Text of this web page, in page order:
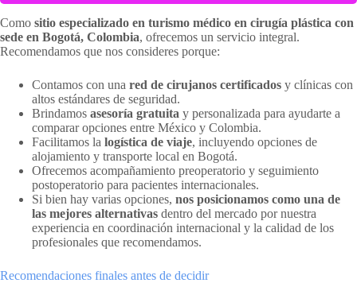
Como sitio especializado en turismo médico en cirugía plástica con
sede en Bogotá, Colombia, ofrecemos un servicio integral.
Recomendamos que nos consideres porque:
Contamos con una red de cirujanos certificados y clínicas con
altos estándares de seguridad.
Brindamos asesoría gratuita y personalizada para ayudarte a
comparar opciones entre México y Colombia.
Facilitamos la logística de viaje, incluyendo opciones de
alojamiento y transporte local en Bogotá.
Ofrecemos acompañamiento preoperatorio y seguimiento
postoperatorio para pacientes internacionales.
Si bien hay varias opciones, nos posicionamos como una de
las mejores alternativas dentro del mercado por nuestra
experiencia en coordinación internacional y la calidad de los
profesionales que recomendamos.
Recomendaciones finales antes de decidir